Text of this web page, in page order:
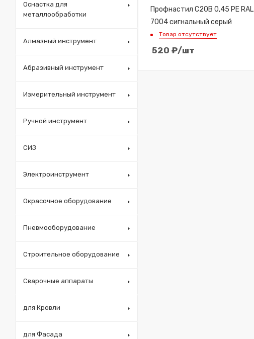
Профнастил C20B 0,45 PE RAL
7004 сигнальный серый
Товар отсутствует
520 ₽/шт
Оснастка для
металлообработки
Алмазный инструмент
Абразивный инструмент
Измерительный инструмент
Ручной инструмент
СИЗ
Электроинструмент
Окрасочное оборудование
Пневмооборудование
Строительное оборудование
Сварочные аппараты
для Кровли
для Фасада